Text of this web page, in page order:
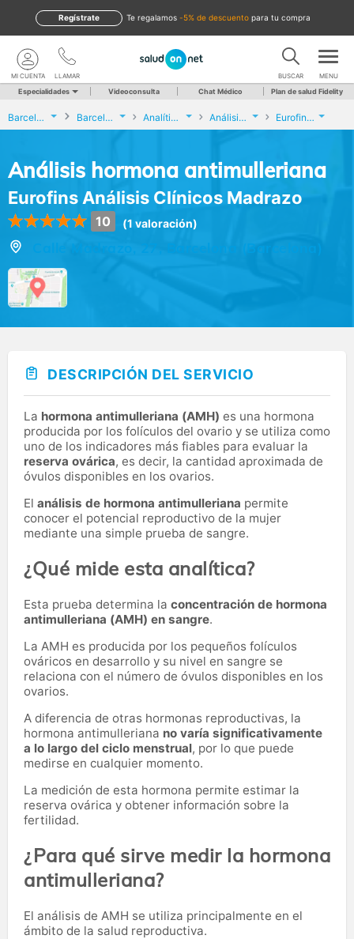
te regalamos -5% de descuento para tu compra
Regístrate
LLAMAR
MI CUENTA BUSCAR MENU
Especialidades Videoconsulta Chat Médico Plan de salud Fidelity
Barcelona Barcelona Analíticas y Genética Análisis hormona antimulleriana Eurofins Análisis Clínicos Madrazo
Análisis hormona antimulleriana
Eurofins Análisis Clínicos Madrazo
10 (1 valoración)
Calle Madrazo, 27, Barcelona (Barcelona)
DESCRIPCIÓN DEL SERVICIO
La hormona antimulleriana (AMH) es una hormona
producida por los folículos del ovario y se utiliza como
uno de los indicadores más fiables para evaluar la
reserva ovárica, es decir, la cantidad aproximada de
óvulos disponibles en los ovarios.
El análisis de hormona antimulleriana permite
conocer el potencial reproductivo de la mujer
mediante una simple prueba de sangre.
¿Qué mide esta analítica?
Esta prueba determina la concentración de hormona
antimulleriana (AMH) en sangre.
La AMH es producida por los pequeños folículos
ováricos en desarrollo y su nivel en sangre se
relaciona con el número de óvulos disponibles en los
ovarios.
A diferencia de otras hormonas reproductivas, la
hormona antimulleriana no varía significativamente
a lo largo del ciclo menstrual, por lo que puede
medirse en cualquier momento.
La medición de esta hormona permite estimar la
reserva ovárica y obtener información sobre la
fertilidad.
¿Para qué sirve medir la hormona
antimulleriana?
El análisis de AMH se utiliza principalmente en el
ámbito de la salud reproductiva.